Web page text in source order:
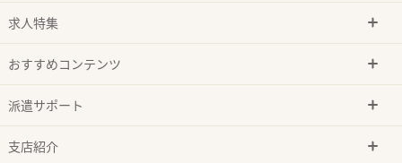
求人特集
おすすめコンテンツ
派遣サポート
支店紹介